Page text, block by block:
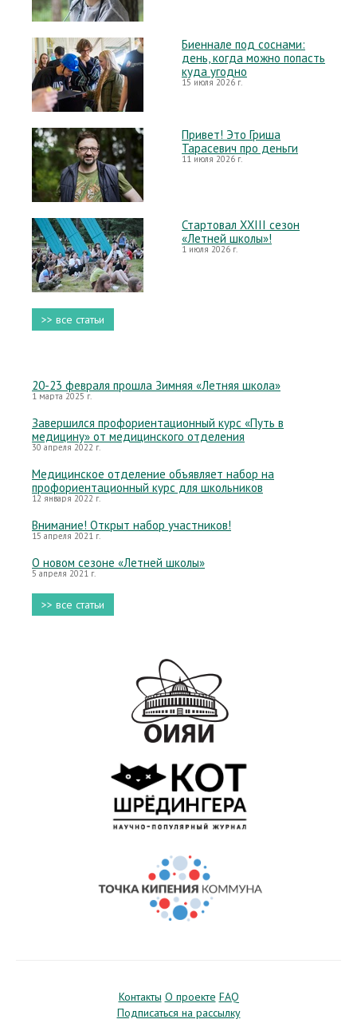
Биеннале под соснами:
день, когда можно попасть
куда угодно
15 июля 2026 г.
Привет! Это Гриша
Тарасевич про деньги
11 июля 2026 г.
Стартовал XXIII сезон
«Летней школы»!
1 июля 2026 г.
>> все статьи
20-23 февраля прошла Зимняя «Летняя школа»
1 марта 2025 г.
Завершился профориентационный курс «Путь в
медицину» от медицинского отделения
30 апреля 2022 г.
Медицинское отделение объявляет набор на
профориентационный курс для школьников
12 января 2022 г.
Внимание! Открыт набор участников!
15 апреля 2021 г.
О новом сезоне «Летней школы»
5 апреля 2021 г.
>> все статьи
Контакты О проекте FAQ
Подписаться на рассылку